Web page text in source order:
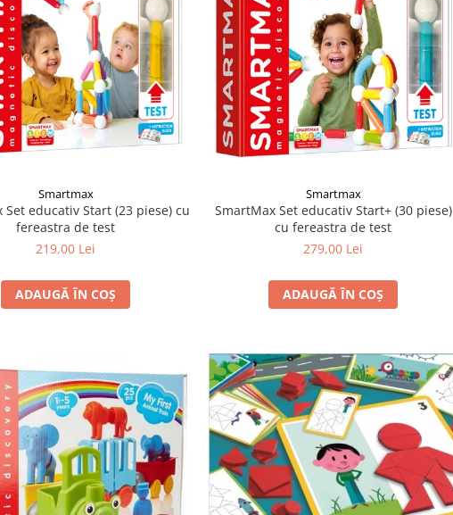
Smartmax
Set educativ Start (23 piese) cu
fereastra de test
219,00 Lei
ADAUGĂ ÎN COȘ
Smartmax
SmartMax Set educativ Start+ (30 piese)
cu fereastra de test
279,00 Lei
ADAUGĂ ÎN COȘ